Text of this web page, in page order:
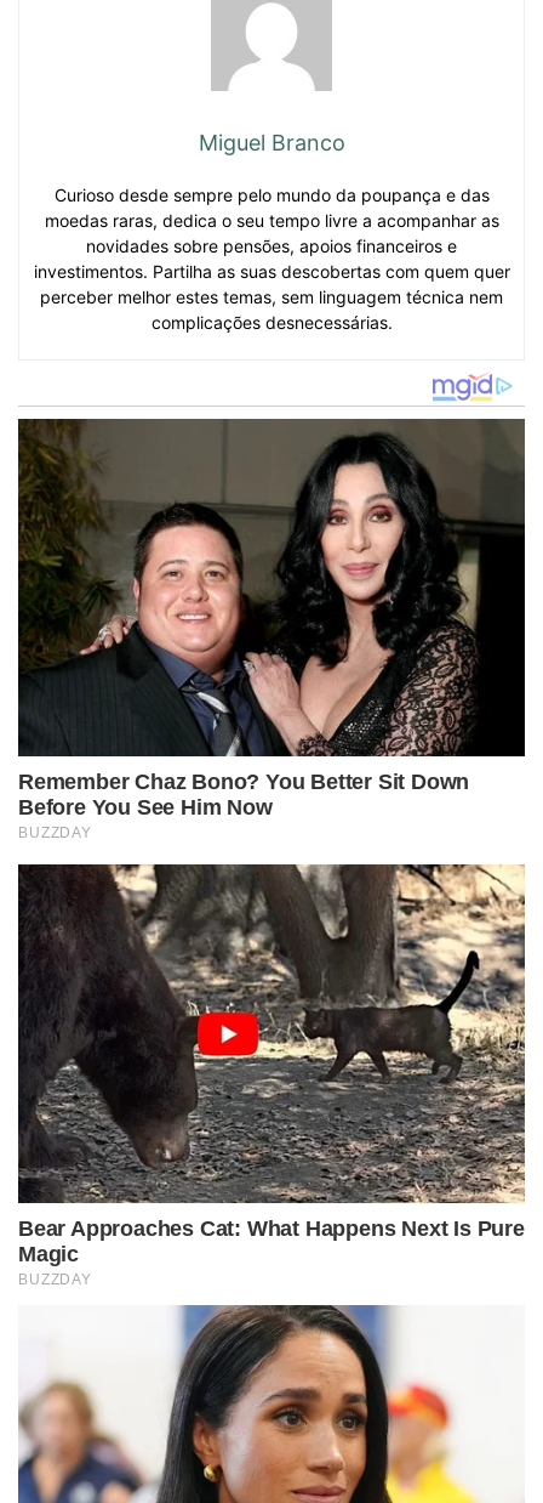
Miguel Branco
Curioso desde sempre pelo mundo da poupança e das
moedas raras, dedica o seu tempo livre a acompanhar as
novidades sobre pensões, apoios financeiros e
investimentos. Partilha as suas descobertas com quem quer
perceber melhor estes temas, sem linguagem técnica nem
complicações desnecessárias.